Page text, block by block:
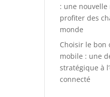
: une nouvelle
profiter des
monde
Choisir le bon
mobile : une
stratégique à
connecté